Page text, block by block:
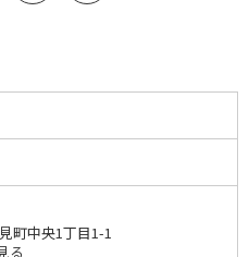
町中央1丁目1-1
る